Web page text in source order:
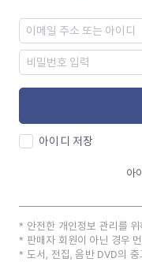
아이디 저장
아
안전한 개인정보 관리를
판매자 회원이 아닌 경우
도서, 전집, 음반 DVD의